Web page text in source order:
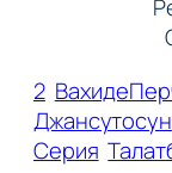
2
Джансутосун
Серия